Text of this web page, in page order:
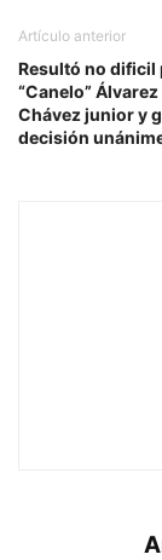
Artículo anterior
Resultó no dificil
“Canelo”
Chávez junior y
decisión